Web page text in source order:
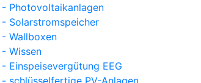
- Photovoltaikanlagen
- Solarstromspeicher
- Wallboxen
- Wissen
- Einspeisevergütung EEG
- schlüsselfertige PV-Anlagen